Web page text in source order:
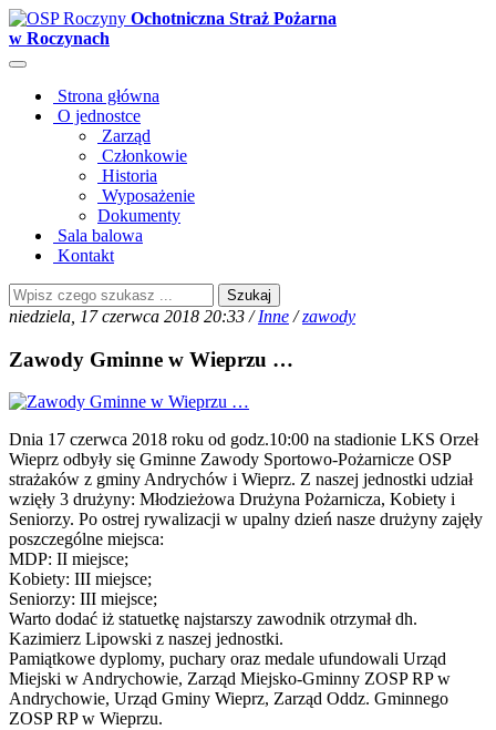
Ochotniczna Straż Pożarna
w Roczynach
Strona główna
O jednostce
Zarząd
Członkowie
Historia
Wyposażenie
Dokumenty
Sala balowa
Kontakt
Szukaj
niedziela, 17 czerwca 2018 20:33 /Inne /zawody
Zawody Gminne w Wieprzu …
Dnia 17 czerwca 2018 roku od godz.10:00 na stadionie LKS Orzeł
Wieprz odbyły się Gminne Zawody Sportowo-Pożarnicze OSP
strażaków z gminy Andrychów i Wieprz. Z naszej jednostki udział
wzięły 3 drużyny: Młodzieżowa Drużyna Pożarnicza, Kobiety i
Seniorzy. Po ostrej rywalizacji w upalny dzień nasze drużyny zajęły
poszczególne miejsca:
MDP: II miejsce;
Kobiety: III miejsce;
Seniorzy: III miejsce;
Warto dodać iż statuetkę najstarszy zawodnik otrzymał dh.
Kazimierz Lipowski z naszej jednostki.
Pamiątkowe dyplomy, puchary oraz medale ufundowali Urząd
Miejski w Andrychowie, Zarząd Miejsko-Gminny ZOSP RP w
Andrychowie, Urząd Gminy Wieprz, Zarząd Oddz. Gminnego
ZOSP RP w Wieprzu.